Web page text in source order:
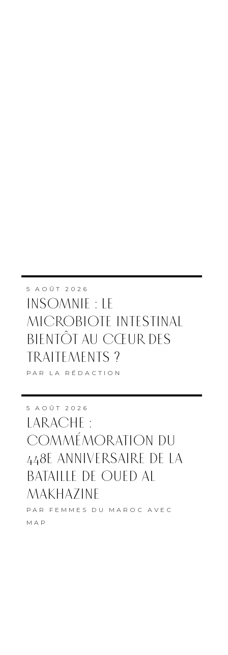
5 AOÛT 2026
INSOMNIE : LE
MICROBIOTE INTESTINAL
BIENTÔT AU CŒUR DES
TRAITEMENTS ?
PAR LA RÉDACTION
5 AOÛT 2026
LARACHE :
COMMÉMORATION DU
448E ANNIVERSAIRE DE LA
BATAILLE DE OUED AL
MAKHAZINE
PAR FEMMES DU MAROC AVEC
MAP